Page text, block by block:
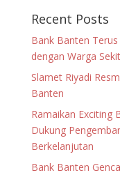
Recent Posts
Bank Banten
dengan Warga
Slamet Riyadi
Banten
Ramaikan Exciting
Dukung
Berkelanjutan
Bank Banten